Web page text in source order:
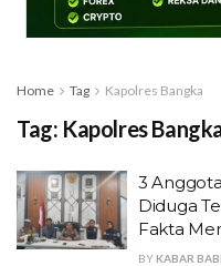
Home Tag Kapolres Bangka
Tag: Kapolres
3
Diduga
Fakta
BY KABAR